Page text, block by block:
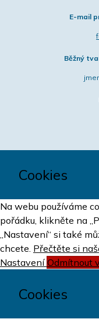
E-mail
Běžný
Cookies
Na webu používáme
pořádku, klikněte na
„Nastavení“ si také
chcete. Přečtěte si
Nastavení Odmítnout
Cookies